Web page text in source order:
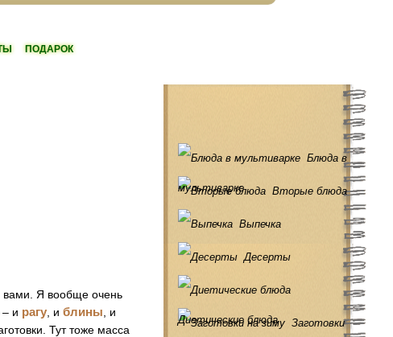
ПОДАРОК
вами. Я вообще очень
и рагу , и блины , и
Тут тоже масса
Блюда в
мультиварке Вторые блюда
Выпечка
Десерты
Диетические блюда Заготовки